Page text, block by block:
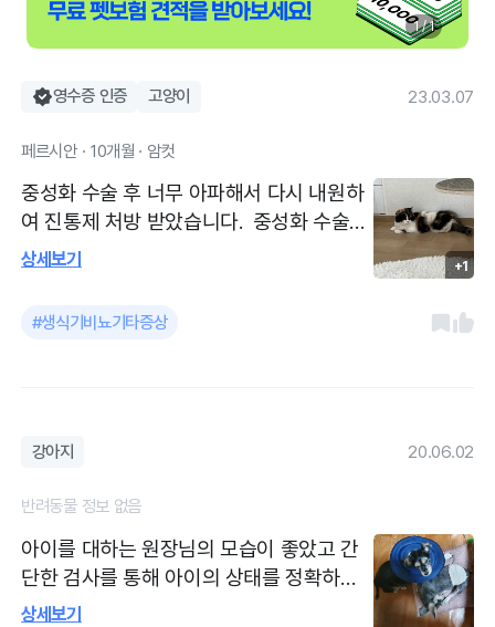
1 / 1
영수증 인증 고양이 23.03.07
페르시안 · 10개월 · 암컷
중성화 수술 후 너무 아파해서 다시 내원하
여 진통제 처방 받았습니다. 중성화 수술후
고통이 심해보여 다시 내원하여 진통제 주
원장님 간호사 분이 굉장히 친절하게 설명
해주셨습니다. 간결하게 진료해주셔서 좋았
도 좋아서 잘 적응하고 밥도 잘 먹고 잘 놀
상세보기 +1
#생식기비뇨기타증상
강아지 20.06.02
반려동물 정보 없음
아이를 대하는 원장님의 모습이 좋았고 간
단한 검사를 통해 아이의 상태를 정확하게
진단하고 수술 처치 해 주셨습니다 아이는
상세보기